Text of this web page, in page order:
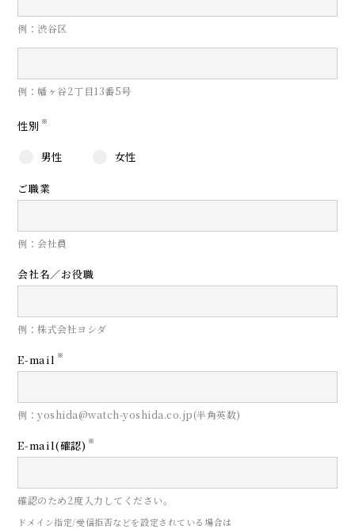
例：渋谷区
例：幡ヶ谷2丁目13番5号
性別 ※
男性 女性
ご職業
例：会社員
会社名／お役職
例：株式会社ヨシダ
E-mail ※
例：yoshida@watch-yoshida.co.jp(半角英数)
E-mail(確認) ※
確認のため2度入力してください。
ドメイン指定/受信拒否などを設定されている場合は